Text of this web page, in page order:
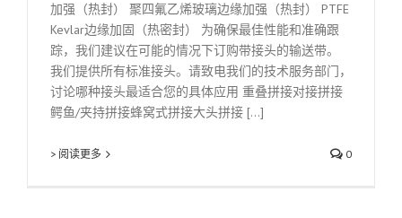
加强（热封） 聚四氟乙烯玻璃边缘加强（热封） PTFE
Kevlar边缘加固（热密封） 为确保最佳性能和准确跟
踪，我们建议在可能的情况下订购带接头的输送带。
我们提供所有标准接头。请致电我们的技术服务部门，
讨论哪种接头最适合您的具体应用 重叠拼接对接拼接
鳄鱼/夹持拼接蜂窝式拼接大头拼接 [...]
> 阅读更多 0